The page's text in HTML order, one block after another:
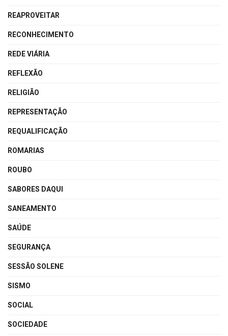
REAPROVEITAR
RECONHECIMENTO
REDE VIÁRIA
REFLEXÃO
RELIGIÃO
REPRESENTAÇÃO
REQUALIFICAÇÃO
ROMARIAS
ROUBO
SABORES DAQUI
SANEAMENTO
SAÚDE
SEGURANÇA
SESSÃO SOLENE
SISMO
SOCIAL
SOCIEDADE